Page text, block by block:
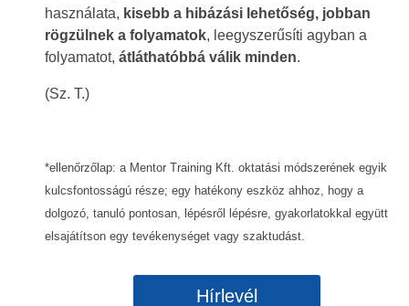
használata, kisebb a hibázási lehetőség, jobban
rögzülnek a folyamatok, leegyszerűsíti agyban a
folyamatot, átláthatóbbá válik minden.
(Sz. T.)
*ellenőrzőlap: a Mentor Training Kft. oktatási módszerének egyik
kulcsfontosságú része; egy hatékony eszköz ahhoz, hogy a
dolgozó, tanuló pontosan, lépésről lépésre, gyakorlatokkal együtt
elsajátítson egy tevékenységet vagy szaktudást.
Hírlevél